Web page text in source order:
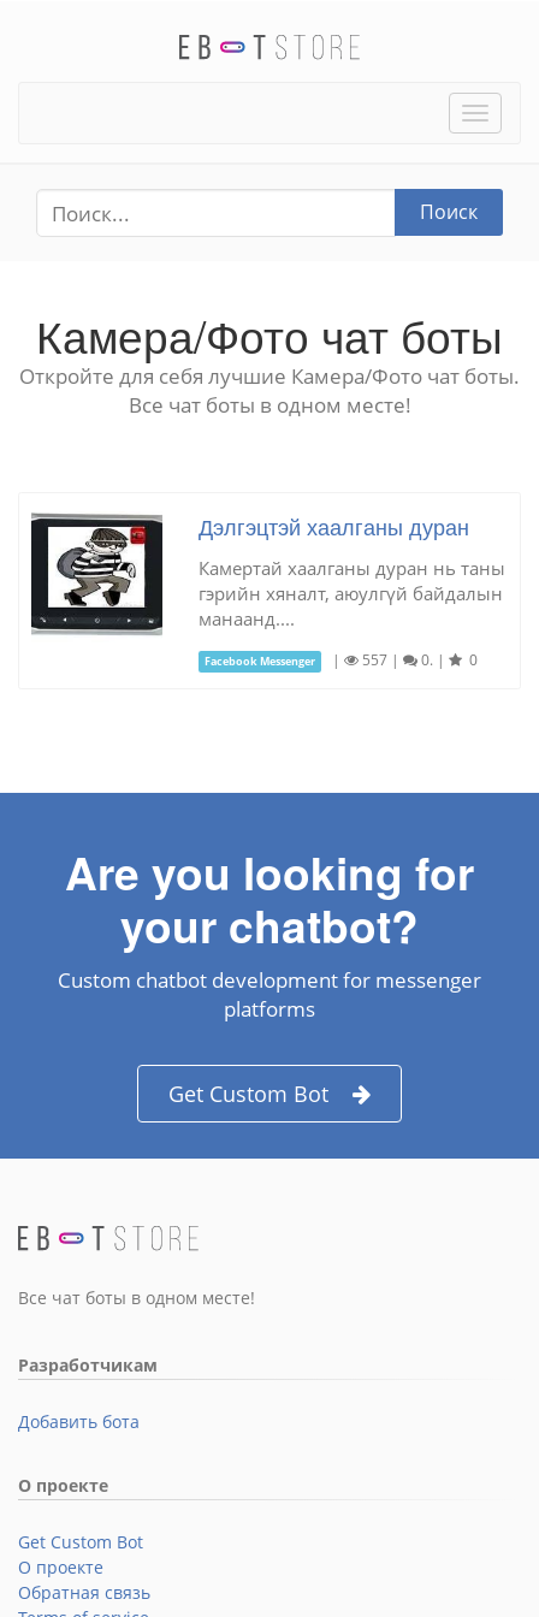
Toggle
Поиск
Камера/Фото чат боты
Откройте для себя лучшие Камера/Фото чат боты.
Все чат боты в одном месте!
Дэлгэцтэй хаалганы дуран
Камертай хаалганы дуран нь таны
гэрийн хяналт, аюулгүй байдалын
манаанд....
Facebook Messenger | 557 | 0. | 0
Are you looking for
your chatbot?
Custom chatbot development for messenger
platforms
Get Custom Bot
Все чат боты в одном месте!
Разработчикам
Добавить бота
О проекте
Get Custom Bot
О проекте
Обратная связь